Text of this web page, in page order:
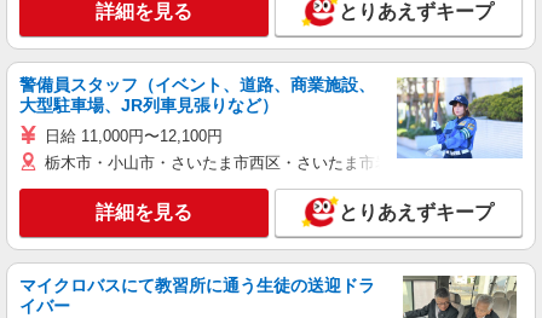
詳細を見る とりあえずキープ
警備員スタッフ（イベント、道路、商業施設、
大型駐車場、JR列車見張りなど）
日給 11,000円〜12,100円
栃木市・小山市・さいたま市西区・さいたま市岩槻区・久喜市・蓮田
詳細を見る とりあえずキープ
マイクロバスにて教習所に通う生徒の送迎ドラ
イバー